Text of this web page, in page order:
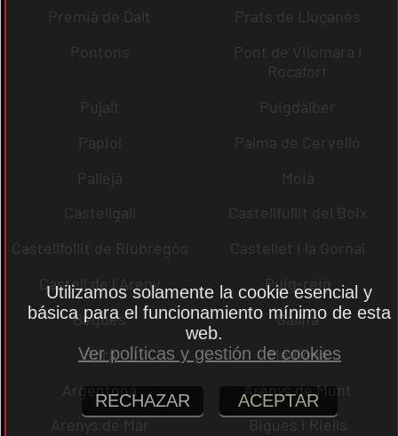
Premià de Dalt
Prats de Lluçanès
Pontons
Pont de Vilomara i
Rocafort
Pujalt
Puigdàlber
Papiol
Palma de Cervelló
Pallejà
Moià
Castellgalí
Castellfullit del Boix
Castellfollit de Riubregós
Castellet i la Gornal
Castell de l´Areny
Puig-reig
Begues
Gallifa
Sora
Mediona
Argentona
Arenys de Munt
Arenys de Mar
Bigues i Riells
Utilizamos solamente la cookie esencial y
básica para el funcionamiento mínimo de esta
web.
Ver políticas y gestión de cookies
RECHAZAR ACEPTAR